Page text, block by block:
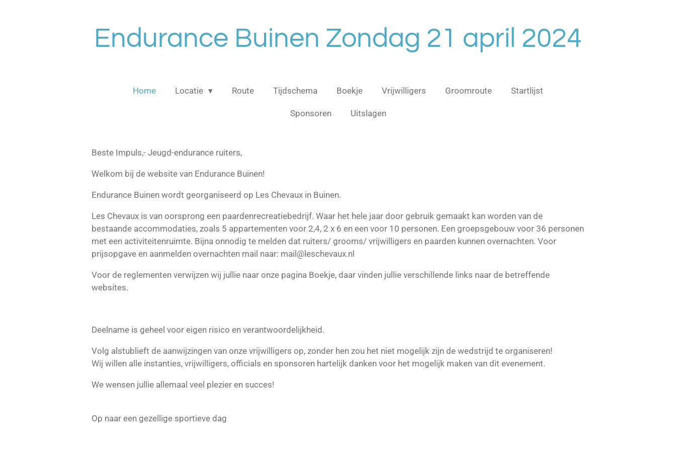
Endurance Buinen Zondag 21 april 2024
Home Locatie Route Tijdschema Boekje Vrijwilligers Groomroute Startlijst
Sponsoren Uitslagen
Beste Impuls,- Jeugd-endurance ruiters,
Welkom bij de website van Endurance Buinen!
Endurance Buinen wordt georganiseerd op Les Chevaux in Buinen.
Les Chevaux is van oorsprong een paardenrecreatiebedrijf. Waar het hele jaar door gebruik gemaakt kan worden van de
bestaande accommodaties, zoals 5 appartementen voor 2,4, 2 x 6 en een voor 10 personen. Een groepsgebouw voor 36 personen
met een activiteitenruimte. Bijna onnodig te melden dat ruiters/ grooms/ vrijwilligers en paarden kunnen overnachten. Voor
prijsopgave en aanmelden overnachten mail naar: mail@leschevaux.nl
Voor de reglementen verwijzen wij jullie naar onze pagina Boekje, daar vinden jullie verschillende links naar de betreffende
websites.
Deelname is geheel voor eigen risico en verantwoordelijkheid.
Volg alstublieft de aanwijzingen van onze vrijwilligers op, zonder hen zou het niet mogelijk zijn de wedstrijd te organiseren!
Wij willen alle instanties, vrijwilligers, officials en sponsoren hartelijk danken voor het mogelijk maken van dit evenement.
We wensen jullie allemaal veel plezier en succes!
Op naar een gezellige sportieve dag